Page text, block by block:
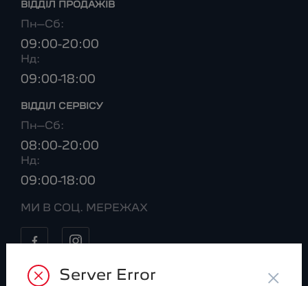
ВІДДІЛ ПРОДАЖІВ
Пн–Сб:
09:00-20:00
Нд:
09:00-18:00
ВІДДІЛ CЕРВІСУ
Пн–Сб:
08:00-20:00
Нд:
09:00-18:00
МИ В СОЦ. МЕРЕЖАХ
МоделіServer Error ×